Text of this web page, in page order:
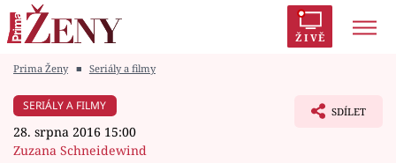
ŽIVĚ
Módní alarm
Prima Ženy ■ Seriály a filmy
SERIÁLY A FILMY
28. srpna 2016 15:00
Zuzana Schneidewind
SDÍLET